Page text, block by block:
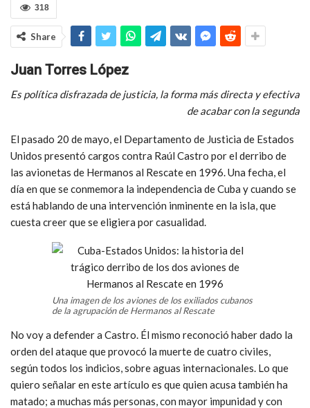
318
Share
Juan Torres López
Es política disfrazada de justicia, la forma más directa y efectiva
de acabar con la segunda
El pasado 20 de mayo, el Departamento de Justicia de Estados
Unidos presentó cargos contra Raúl Castro por el derribo de
las avionetas de Hermanos al Rescate en 1996. Una fecha, el
día en que se conmemora la independencia de Cuba y cuando se
está hablando de una intervención inminente en la isla, que
cuesta creer que se eligiera por casualidad.
Una imagen de los aviones de los exiliados cubanos
de la agrupación de Hermanos al Rescate
No voy a defender a Castro. Él mismo reconoció haber dado la
orden del ataque que provocó la muerte de cuatro civiles,
según todos los indicios, sobre aguas internacionales. Lo que
quiero señalar en este artículo es que quien acusa también ha
matado; a muchas más personas, con mayor impunidad y con